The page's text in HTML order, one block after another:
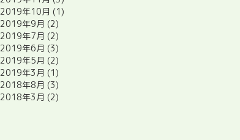
2019年10月 (1)
2019年9月 (2)
2019年7月 (2)
2019年6月 (3)
2019年5月 (2)
2019年3月 (1)
2018年8月 (3)
2018年3月 (2)